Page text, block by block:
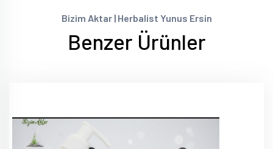
Bizim Aktar | Herbalist Yunus Ersin
Benzer Ürünler